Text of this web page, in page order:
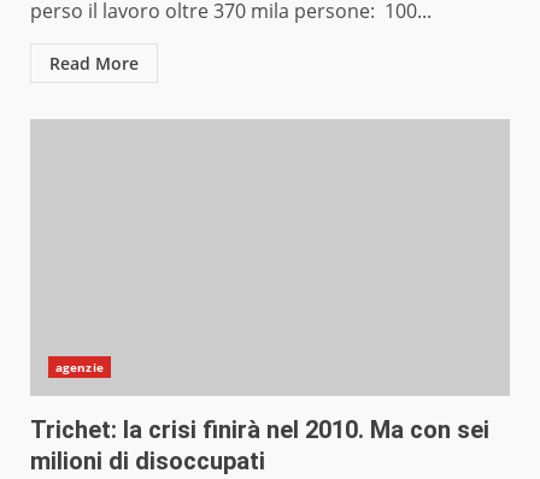
perso il lavoro oltre 370 mila persone: 100...
Read More
agenzie
Trichet: la crisi finirà nel 2010. Ma con sei
milioni di disoccupati